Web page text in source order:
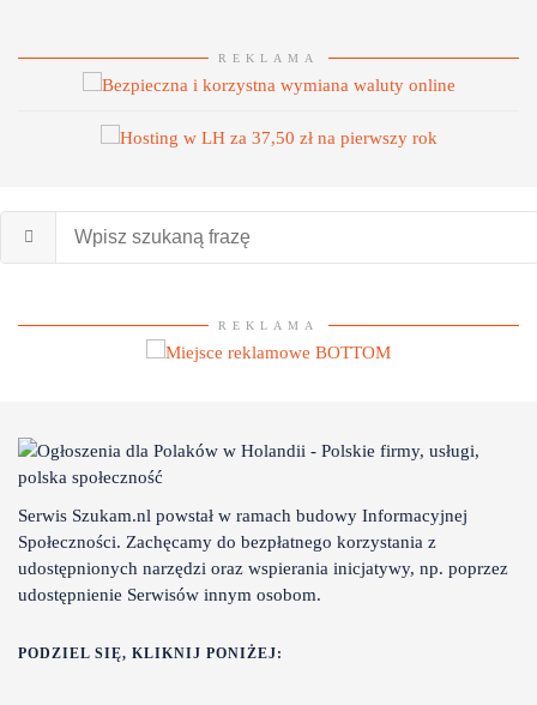
REKLAMA
REKLAMA
Serwis Szukam.nl powstał w ramach budowy Informacyjnej
Społeczności. Zachęcamy do bezpłatnego korzystania z
udostępnionych narzędzi oraz wspierania inicjatywy, np. poprzez
udostępnienie Serwisów innym osobom.
PODZIEL SIĘ, KLIKNIJ PONIŻEJ: